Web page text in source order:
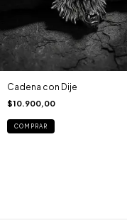
Cadena con Dije
$10.900,00
COMPRAR